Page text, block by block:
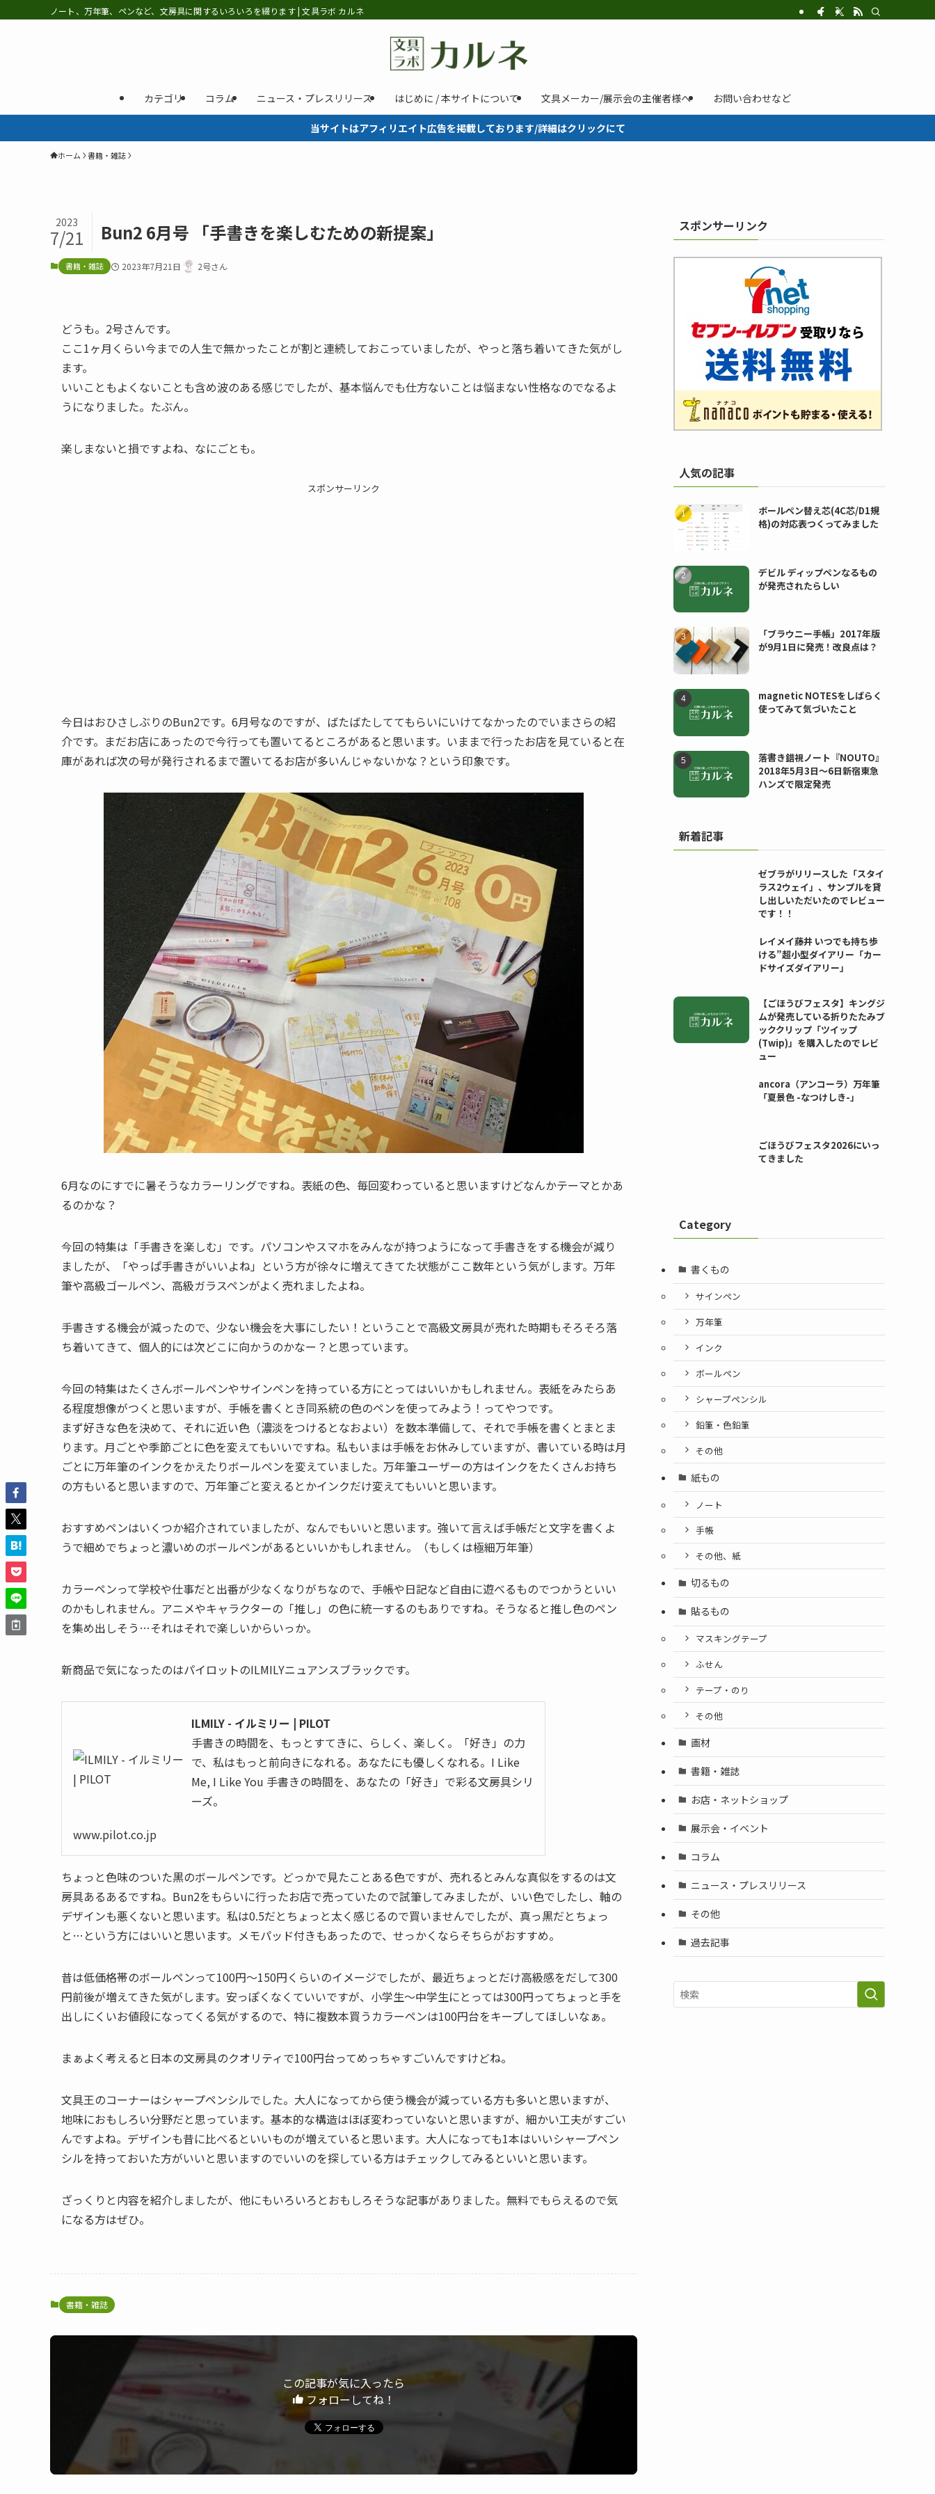
ノート、万年筆、ペンなど、文房具に関するいろいろを綴ります | 文具ラボ カルネ
カテゴリ コラム ニュース・プレスリリース はじめに / 本サイトについて 文具メーカー/展示会の主催者様へ お問い合わせなど
当サイトはアフィリエイト広告を掲載しております/詳細はクリックにて
ホーム 書籍・雑誌
Bun2 6月号 「手書きを楽しむための新提案」
2023
7/21
書籍・雑誌 2023年7月21日 2号さん
どうも。2号さんです。
ここ1ヶ月くらい今までの人生で無かったことが割と連続しておこっていましたが、やっと落ち着いてきた気がし
ます。
いいこともよくないことも含め波のある感じでしたが、基本悩んでも仕方ないことは悩まない性格なのでなるよ
うになりました。たぶん。
楽しまないと損ですよね、なにごとも。
スポンサーリンク
今日はおひさしぶりのBun2です。6月号なのですが、ばたばたしててもらいにいけてなかったのでいまさらの紹
介です。まだお店にあったので今行っても置いてるところがあると思います。いままで行ったお店を見ていると在
庫があれば次の号が発行されるまで置いてるお店が多いんじゃないかな？という印象です。
6月なのにすでに暑そうなカラーリングですね。表紙の色、毎回変わっていると思いますけどなんかテーマとかあ
るのかな？
今回の特集は「手書きを楽しむ」です。パソコンやスマホをみんなが持つようになって手書きをする機会が減り
ましたが、「やっぱ手書きがいいよね」という方が徐々に増えてきてた状態がここ数年という気がします。万年
筆や高級ゴールペン、高級ガラスペンがよく売れましたよね。
手書きする機会が減ったので、少ない機会を大事にしたい！ということで高級文房具が売れた時期もそろそろ落
ち着いてきて、個人的には次どこに向かうのかなー？と思っています。
今回の特集はたくさんボールペンやサインペンを持っている方にとってはいいかもしれません。表紙をみたらあ
る程度想像がつくと思いますが、手帳を書くとき同系統の色のペンを使ってみよう！ってやつです。
まず好きな色を決めて、それに近い色（濃淡をつけるとなおよい）を数本準備して、それで手帳を書くとまとま
ります。月ごとや季節ごとに色を変えてもいいですね。私もいまは手帳をお休みしていますが、書いている時は月
ごとに万年筆のインクをかえたりボールペンを変えていました。万年筆ユーザーの方はインクをたくさんお持ち
の方もいると思いますので、万年筆ごと変えるとかインクだけ変えてもいいと思います。
おすすめペンはいくつか紹介されていましたが、なんでもいいと思います。強いて言えば手帳だと文字を書くよ
うで細めでちょっと濃いめのボールペンがあるといいかもしれません。（もしくは極細万年筆）
カラーペンって学校や仕事だと出番が少なくなりがちなので、手帳や日記など自由に遊べるものでつかうといい
のかもしれません。アニメやキャラクターの「推し」の色に統一するのもありですね。そうなると推し色のペン
を集め出しそう…それはそれで楽しいからいっか。
新商品で気になったのはパイロットのILMILYニュアンスブラックです。
ILMILY - イルミリー | PILOT
手書きの時間を、もっとすてきに、らしく、楽しく。「好き」の力
で、私はもっと前向きになれる。あなたにも優しくなれる。I Like
Me, I Like You 手書きの時間を、あなたの「好き」で彩る文房具シリ
ーズ。
www.pilot.co.jp
ちょっと色味のついた黒のボールペンです。どっかで見たことある色ですが、売れるとみんな真似をするのは文
房具あるあるですね。Bun2をもらいに行ったお店で売っていたので試筆してみましたが、いい色でしたし、軸の
デザインも悪くないと思います。私は0.5だとちょっと太く感じるので買いませんでしたが、真っ黒だとちょっ
と…という方にはいいと思います。メモパッド付きもあったので、せっかくならそちらがおすすめ。
昔は低価格帯のボールペンって100円〜150円くらいのイメージでしたが、最近ちょっとだけ高級感をだして300
円前後が増えてきた気がします。安っぽくなくていいですが、小学生〜中学生にとっては300円ってちょっと手を
出しにくいお値段になってくる気がするので、特に複数本買うカラーペンは100円台をキープしてほしいなぁ。
まぁよく考えると日本の文房具のクオリティで100円台ってめっちゃすごいんですけどね。
文具王のコーナーはシャープペンシルでした。大人になってから使う機会が減っている方も多いと思いますが、
地味におもしろい分野だと思っています。基本的な構造はほぼ変わっていないと思いますが、細かい工夫がすごい
んですよね。デザインも昔に比べるといいものが増えていると思います。大人になっても1本はいいシャープペン
シルを持っておいた方がいいと思いますのでいいのを探している方はチェックしてみるといいと思います。
ざっくりと内容を紹介しましたが、他にもいろいろとおもしろそうな記事がありました。無料でもらえるので気
になる方はぜひ。
書籍・雑誌
この記事が気に入ったら
フォローしてね！
スポンサーリンク
人気の記事
ボールペン替え芯(4C芯/D1規
格)の対応表つくってみました
デビル ディップペンなるもの
が発売されたらしい
「ブラウニー手帳」2017年版
が9月1日に発売！改良点は？
magnetic NOTESをしばらく
使ってみて気づいたこと
落書き錯視ノート『NOUTO』
2018年5月3日〜6日新宿東急
ハンズで限定発売
新着記事
ゼブラがリリースした「スタイ
ラス2ウェイ」、サンプルを貸
し出しいただいたのでレビュー
です！！
レイメイ藤井 いつでも持ち歩
ける”超小型ダイアリー「カー
ドサイズダイアリー」
【ごほうびフェスタ】キングジ
ムが発売している折りたたみブ
ッククリップ「ツイップ
(Twip)」を購入したのでレビ
ュー
ancora（アンコーラ）万年筆
「夏景色 -なつけしき-」
ごほうびフェスタ2026にいっ
てきました
Category
書くもの
サインペン
万年筆
インク
ボールペン
シャープペンシル
鉛筆・色鉛筆
その他
紙もの
ノート
手帳
その他、紙
切るもの
貼るもの
マスキングテープ
ふせん
テープ・のり
その他
画材
書籍・雑誌
お店・ネットショップ
展示会・イベント
コラム
ニュース・プレスリリース
その他
過去記事